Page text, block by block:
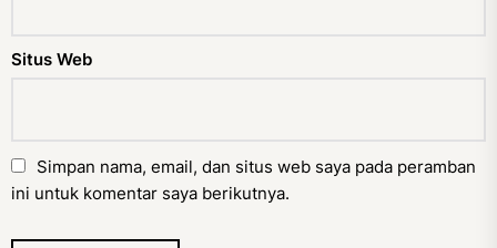
Situs Web
Simpan nama, email, dan situs web saya pada peramban
ini untuk komentar saya berikutnya.